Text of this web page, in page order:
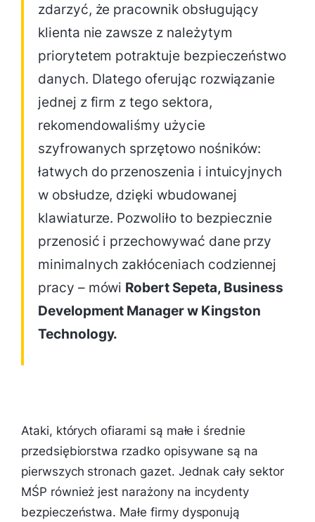
zdarzyć, że pracownik obsługujący
klienta nie zawsze z należytym
priorytetem potraktuje bezpieczeństwo
danych. Dlatego oferując rozwiązanie
jednej z firm z tego sektora,
rekomendowaliśmy użycie
szyfrowanych sprzętowo nośników:
łatwych do przenoszenia i intuicyjnych
w obsłudze, dzięki wbudowanej
klawiaturze. Pozwoliło to bezpiecznie
przenosić i przechowywać dane przy
minimalnych zakłóceniach codziennej
pracy – mówi Robert Sepeta, Business
Development Manager w Kingston
Technology.
Ataki, których ofiarami są małe i średnie
przedsiębiorstwa rzadko opisywane są na
pierwszych stronach gazet. Jednak cały sektor
MŚP również jest narażony na incydenty
bezpieczeństwa. Małe firmy dysponują